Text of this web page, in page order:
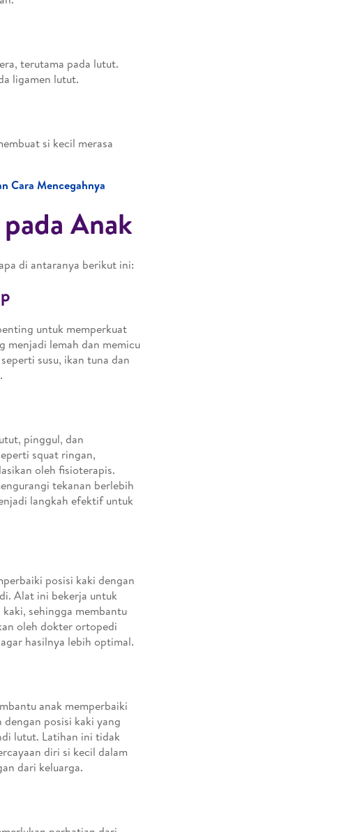
terutama pada lutut.
ligamen lutut.
si kecil merasa
Cara Mencegahnya
Anak
di antaranya berikut ini:
untuk memperkuat
menjadi lemah dan memicu
susu, ikan tuna dan
pinggul, dan
squat ringan,
oleh fisioterapis.
tekanan berlebih
langkah efektif untuk
posisi kaki dengan
Alat ini bekerja untuk
sehingga membantu
oleh dokter ortopedi
hasilnya lebih optimal.
anak memperbaiki
posisi kaki yang
lutut. Latihan ini tidak
diri si kecil dalam
dari keluarga.